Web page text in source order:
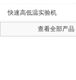
快速高低温实验机
查看全部产品